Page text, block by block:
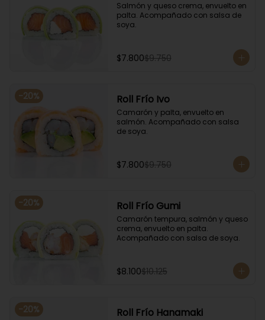
Salmón y queso crema, envuelto en
palta. Acompañado con salsa de
soya.
$7.800$9.750
-20% Roll Frío Ivo
Camarón y palta, envuelto en
salmón. Acompañado con salsa
de soya.
$7.800$9.750
-20% Roll Frío Gumi
Camarón tempura, salmón y queso
crema, envuelto en palta.
Acompañado con salsa de soya.
$8.100$10.125
-20% Roll Frío Hanamaki